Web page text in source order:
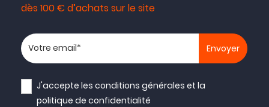
dès 100 € d’achats sur le site
Votre adresse email
J'accepte lesconditions générales et la
politique de confidentialité